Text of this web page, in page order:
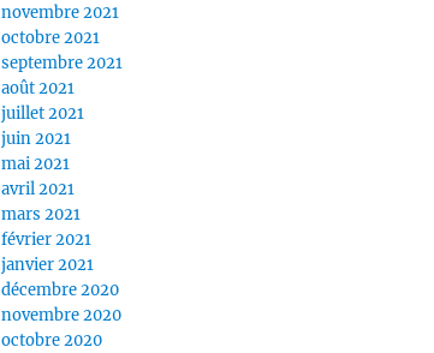
novembre 2021
octobre 2021
septembre 2021
août 2021
juillet 2021
juin 2021
mai 2021
avril 2021
mars 2021
février 2021
janvier 2021
décembre 2020
novembre 2020
octobre 2020